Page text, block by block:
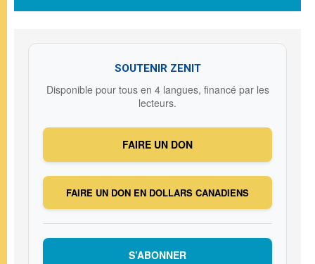
SOUTENIR ZENIT
Disponible pour tous en 4 langues, financé par les
lecteurs.
FAIRE UN DON
FAIRE UN DON EN DOLLARS CANADIENS
S’ABONNER